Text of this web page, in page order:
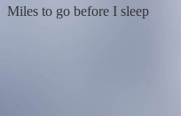
Miles to go before I sleep